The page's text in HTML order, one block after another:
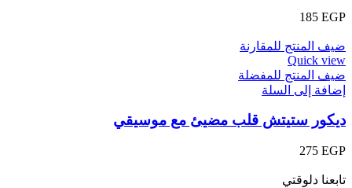
185 EGP
ضيف المنتج للمقارنة
Quick view
ضيف المنتج للمفضلة
إضافة إلى السلة
ديكور ستيتش قلب مضيئ مع موسيقي
275 EGP
تابعنا دلوقتي